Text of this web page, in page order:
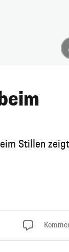
Stillen